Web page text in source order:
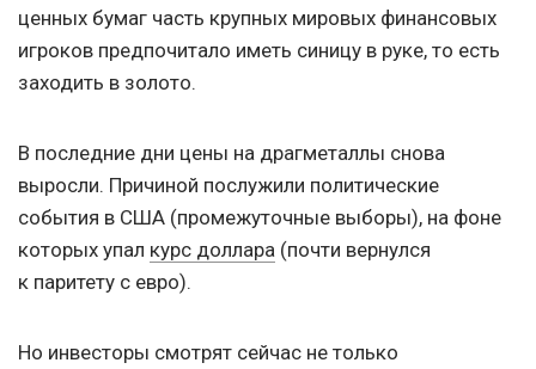
ценных бумаг часть крупных мировых финансовых
игроков предпочитало иметь синицу в руке, то есть
заходить в золото.
В последние дни цены на драгметаллы снова
выросли. Причиной послужили политические
события в США (промежуточные выборы), на фоне
которых упал курс доллара (почти вернулся
к паритету с евро).
Но инвесторы смотрят сейчас не только